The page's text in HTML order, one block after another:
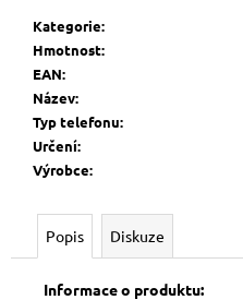
Kategorie:
Hmotnost:
EAN:
Název:
Typ telefonu:
Určení:
Výrobce:
Popis Diskuze
Informace o produktu: